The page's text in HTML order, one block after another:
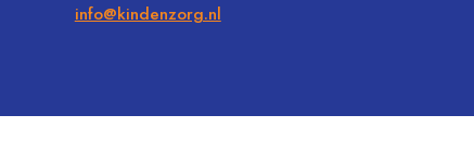
info@kindenzorg.nl